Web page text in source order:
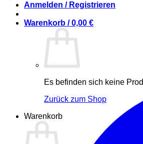
Anmelden / Registrieren
Warenkorb /0,00 €
Es befinden sich keine
Zurück zum Shop
Warenkorb